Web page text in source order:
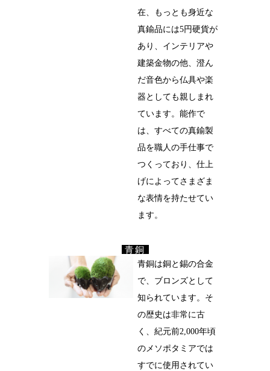
在、もっとも身近な
真鍮品には5円硬貨が
あり、インテリアや
建築金物の他、澄ん
だ音色から仏具や楽
器としても親しまれ
ています。能作で
は、すべての真鍮製
品を職人の手仕事で
つくっており、仕上
げによってさまざま
な表情を持たせてい
ます。
青銅
青銅は銅と錫の合金
で、ブロンズとして
知られています。そ
の歴史は非常に古
く、紀元前2,000年頃
のメソポタミアでは
すでに使用されてい